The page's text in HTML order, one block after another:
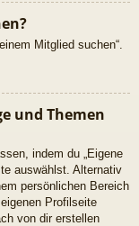
Mitglied suchen“.
und Themen
indem du „Eigene
auswählst. Alternativ
persönlichen Bereich
Profilseite
von dir erstellen